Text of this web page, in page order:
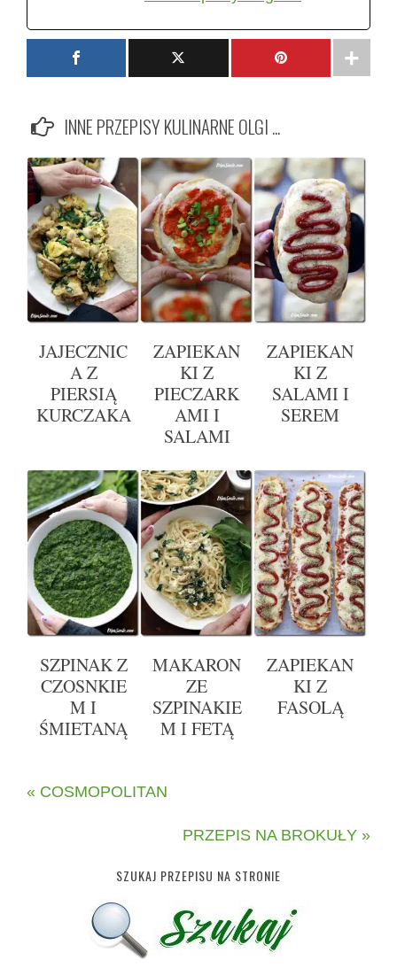
INNE PRZEPISY KULINARNE OLGI ...
JAJECZNIC
A Z
PIERSIĄ
KURCZAKA
ZAPIEKAN
KI Z
PIECZARK
AMI I
SALAMI
ZAPIEKAN
KI Z
SALAMI I
SEREM
SZPINAK Z
CZOSNKIE
M I
ŚMIETANĄ
MAKARON
ZE
SZPINAKIE
M I FETĄ
ZAPIEKAN
KI Z
FASOLĄ
« COSMOPOLITAN
PRZEPIS NA BROKUŁY »
SZUKAJ PRZEPISU NA STRONIE